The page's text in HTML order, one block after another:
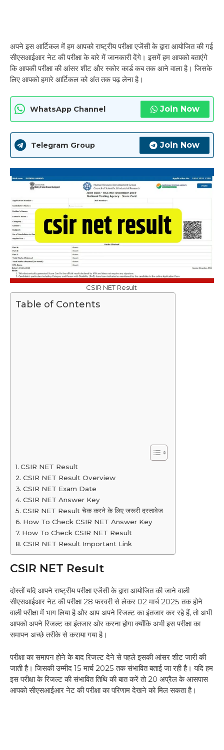
अपने इस आर्टिकल में हम आपको राष्ट्रीय परीक्षा एजेंसी के द्वारा आयोजित की गई
सीएसआईआर नेट की परीक्षा के बारे में जानकारी देंगे। इसमें हम आपको बताएंगे
कि आपकी परीक्षा की आंसर शीट और स्कोर कार्ड कब तक आने वाला है। जिसके
लिए आपको हमारे आर्टिकल को अंत तक पढ़ लेना है।
WhatsApp Channel Join Now
Telegram Group Join Now
CSIR NET Result
Table of Contents
CSIR NET Result
CSIR NET Result Overview
CSIR NET Exam Date
CSIR NET Answer Key
CSIR NET Result चेक करने के लिए जरूरी दस्तावेज
How To Check CSIR NET Answer Key
How To Check CSIR NET Result
CSIR NET Result Important Link
CSIR NET Result
दोस्तों यदि आपने राष्ट्रीय परीक्षा एजेंसी के द्वारा आयोजित की जाने वाली
सीएसआईआर नेट की परीक्षा 28 फरवरी से लेकर 02 मार्च 2025 तक होने
वाली परीक्षा में भाग लिया है और आप अपने रिजल्ट का इंतजार कर रहे हैं, तो अभी
आपको अपने रिजल्ट का इंतजार ओर करना होगा क्योंकि अभी इस परीक्षा का
समापन अच्छे तरीके से कराया गया है।
परीक्षा का समापन होने के बाद रिजल्ट देने से पहले इसकी आंसर शीट जारी की
जाती है। जिसकी उम्मीद 15 मार्च 2025 तक संभावित बताई जा रही है। यदि हम
इस परीक्षा के रिजल्ट की संभावित तिथि की बात करें तो 20 अप्रैल के आसपास
आपको सीएसआईआर नेट की परीक्षा का परिणाम देखने को मिल सकता है।